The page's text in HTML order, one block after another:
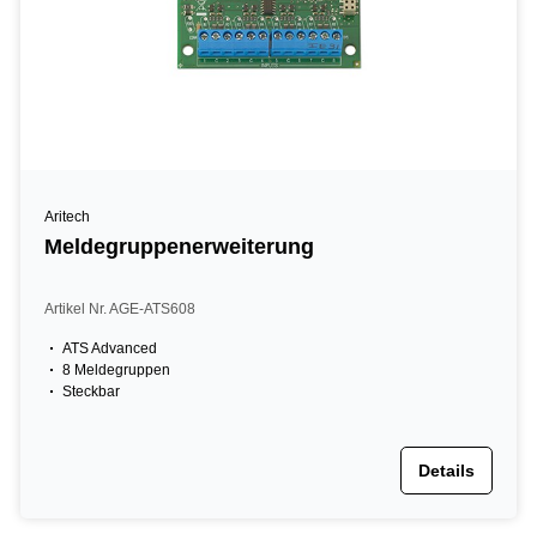
Aritech
Meldegruppenerweiterung
Artikel Nr. AGE-ATS608
ATS Advanced
8 Meldegruppen
Steckbar
Details